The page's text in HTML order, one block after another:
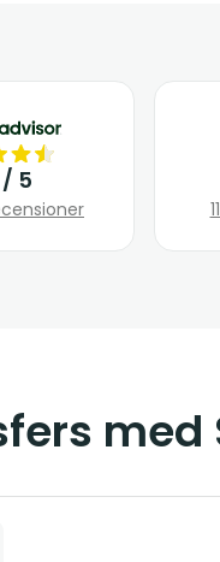
5
med